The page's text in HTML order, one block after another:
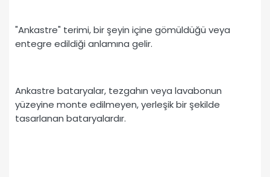
"Ankastre" terimi, bir şeyin içine gömüldüğü veya
entegre edildiği anlamına gelir.
Ankastre bataryalar, tezgahın veya lavabonun
yüzeyine monte edilmeyen, yerleşik bir şekilde
tasarlanan bataryalardır.